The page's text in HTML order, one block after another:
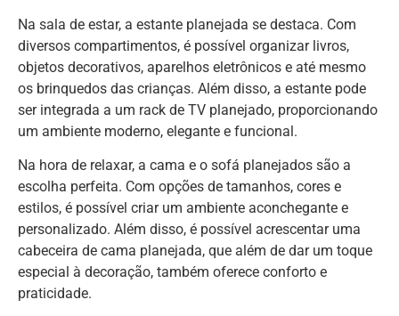
Na sala de estar, a estante planejada se destaca. Com
diversos compartimentos, é possível organizar livros,
objetos decorativos, aparelhos eletrônicos e até mesmo
os brinquedos das crianças. Além disso, a estante pode
ser integrada a um rack de TV planejado, proporcionando
um ambiente moderno, elegante e funcional.
Na hora de relaxar, a cama e o sofá planejados são a
escolha perfeita. Com opções de tamanhos, cores e
estilos, é possível criar um ambiente aconchegante e
personalizado. Além disso, é possível acrescentar uma
cabeceira de cama planejada, que além de dar um toque
especial à decoração, também oferece conforto e
praticidade.